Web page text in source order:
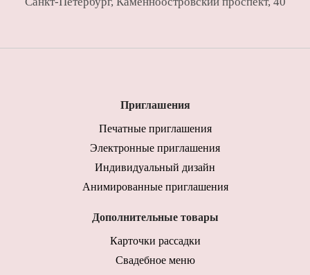
Приглашения
Печатные приглашения
Электронные приглашения
Индивидуальный дизайн
Анимированные приглашения
Дополнительные товары
Карточки рассадки
Свадебное меню